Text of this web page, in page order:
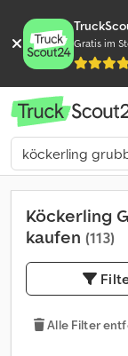
Gratis im
Köckerling
kaufen (113)
Alle Filter